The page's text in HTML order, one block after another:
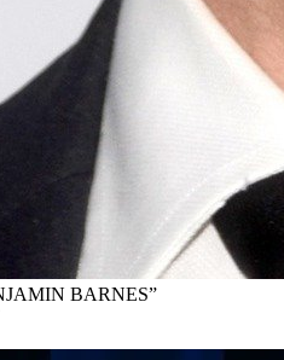
BARNES”